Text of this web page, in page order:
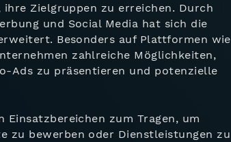
Zielgruppen zu erreichen. Durch
und Social Media hat sich die
Besonders auf Plattformen wie
zahlreiche Möglichkeiten,
Ads zu präsentieren und potenzielle
Einsatzbereichen zum Tragen, um
zu bewerben oder Dienstleistungen zu